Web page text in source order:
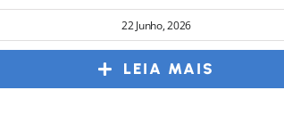
22 Junho, 2026
LEIA MAIS